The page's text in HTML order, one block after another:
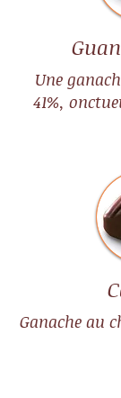
Une
41%,
Ganache au